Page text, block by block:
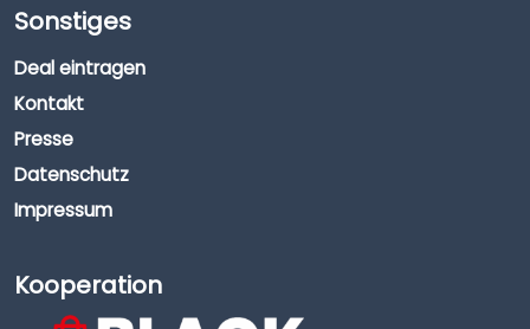
Sonstiges
Deal eintragen
Kontakt
Presse
Datenschutz
Impressum
Kooperation